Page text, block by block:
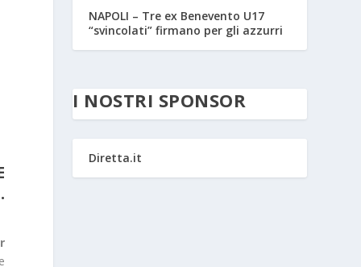
NAPOLI – Tre ex Benevento U17
“svincolati” firmano per gli azzurri
I NOSTRI SPONSOR
Diretta.it